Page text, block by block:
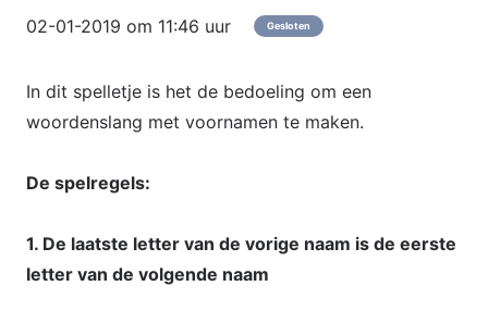
02-01-2019 om 11:46 uur Gesloten
In dit spelletje is het de bedoeling om een
woordenslang met voornamen te maken.
De spelregels:
1. De laatste letter van de vorige naam is de eerste
letter van de volgende naam